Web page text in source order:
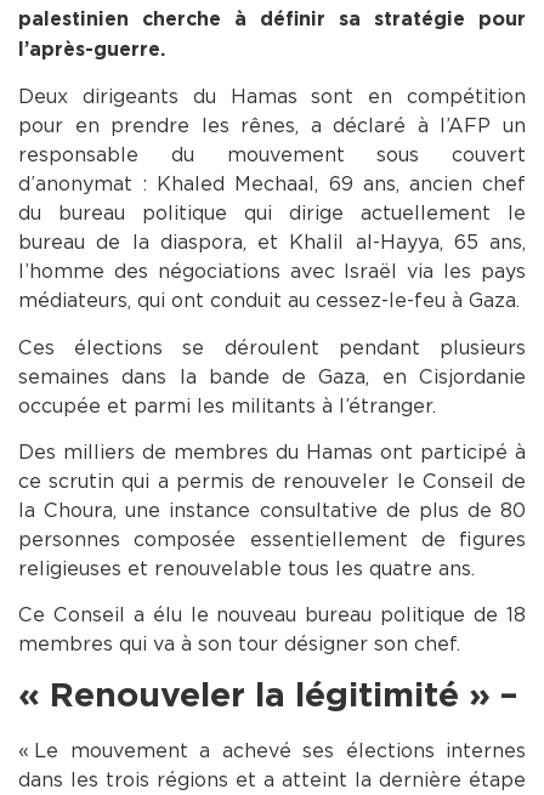
palestinien cherche à définir sa stratégie pour
l’après-guerre.
Deux dirigeants du Hamas sont en compétition
pour en prendre les rênes, a déclaré à l’AFP un
responsable du mouvement sous couvert
d’anonymat : Khaled Mechaal, 69 ans, ancien chef
du bureau politique qui dirige actuellement le
bureau de la diaspora, et Khalil al-Hayya, 65 ans,
l’homme des négociations avec Israël via les pays
médiateurs, qui ont conduit au cessez-le-feu à Gaza.
Ces élections se déroulent pendant plusieurs
semaines dans la bande de Gaza, en Cisjordanie
occupée et parmi les militants à l’étranger.
Des milliers de membres du Hamas ont participé à
ce scrutin qui a permis de renouveler le Conseil de
la Choura, une instance consultative de plus de 80
personnes composée essentiellement de figures
religieuses et renouvelable tous les quatre ans.
Ce Conseil a élu le nouveau bureau politique de 18
membres qui va à son tour désigner son chef.
« Renouveler la légitimité » –
« Le mouvement a achevé ses élections internes
dans les trois régions et a atteint la dernière étape